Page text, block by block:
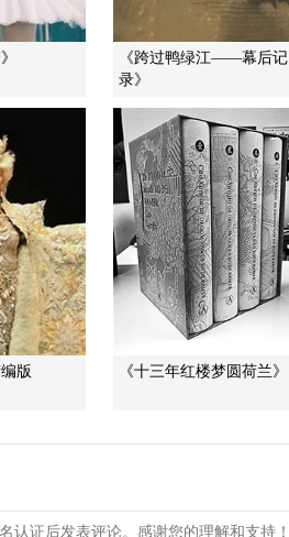
《跨过鸭绿江——幕后记
录》
版 《十三年红楼梦圆荷兰》